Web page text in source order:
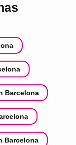
Barcelona
Barcelona